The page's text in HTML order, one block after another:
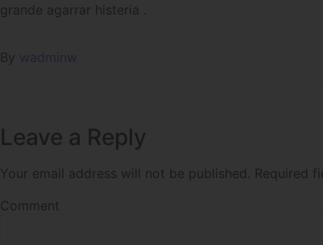
grande agarrar histeria .
By
Leave a Reply
Your email address will not be published. Required
Comment